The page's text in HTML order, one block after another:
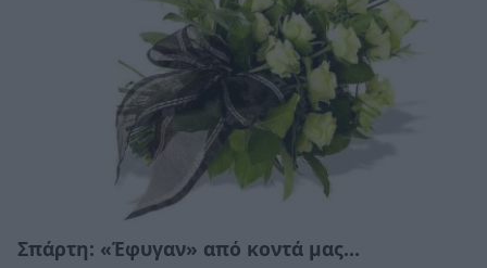
Σπάρτη: «Έφυγαν» από κοντά μας…